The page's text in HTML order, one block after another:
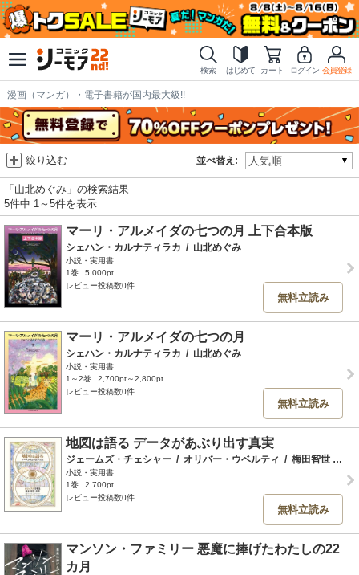
検索 はじめて カート ログイン 会員登録
漫画（マンガ）・電子書籍が国内最大級!!
並べ替え:
絞り込む
「山北めぐみ」の検索結果
5件中 1～5件を表示
マーリ・アルメイダの七つの月 上下合本版
シェハン・カルナティラカ / 山北めぐみ
小説・実用書
1巻
5,000pt
レビュー投稿数0件
無料立読み
マーリ・アルメイダの七つの月
シェハン・カルナティラカ / 山北めぐみ
小説・実用書
1～2巻
2,700pt～2,800pt
レビュー投稿数0件
無料立読み
地図は語る データがあぶり出す真実
ジェームズ・チェシャー / オリバー・ウベルティ / 梅田智世 / 山
小説・実用書
1巻
2,700pt
レビュー投稿数0件
無料立読み
マンソン・ファミリー 悪魔に捧げたわたしの22
カ月